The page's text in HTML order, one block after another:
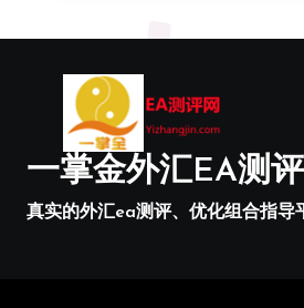
一掌金外汇EA测
真实的外汇ea测评、优化组合指导